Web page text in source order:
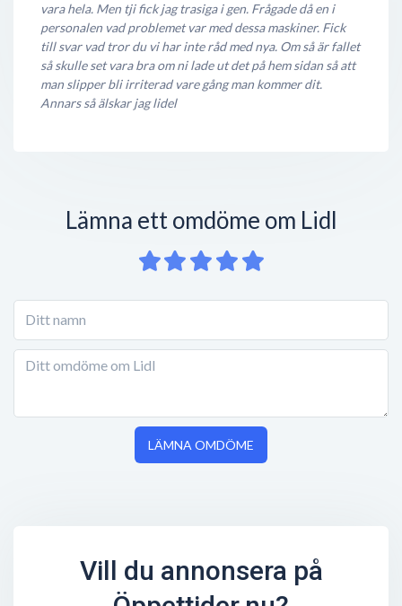
vara hela. Men tji fick jag trasiga i gen. Frågade då en i
personalen vad problemet var med dessa maskiner. Fick
till svar vad tror du vi har inte råd med nya. Om så är fallet
så skulle set vara bra om ni lade ut det på hem sidan så att
man slipper bli irriterad vare gång man kommer dit.
Annars så älskar jag lidel
Lämna ett omdöme om Lidl
LÄMNA OMDÖME
Vill du annonsera på